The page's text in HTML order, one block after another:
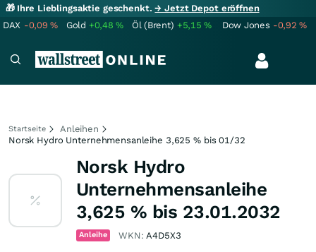
🎁 Ihre Lieblingsaktie geschenkt.→ Jetzt Depot eröffnen
DAX -0,09% Gold +0,48% Öl (Brent) +5,15% Dow Jones -0,92%
Startseite
Anleihen
Norsk Hydro Unternehmensanleihe 3,625 % bis 01/32
Norsk Hydro
Unternehmensanleihe
3,625 % bis 23.01.2032
Anleihe WKN:A4D5X3